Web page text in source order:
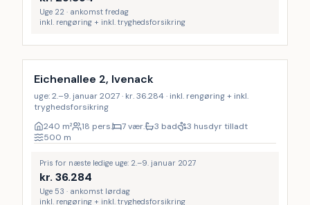
Uge 22 · ankomst fredag
inkl. rengøring + inkl. tryghedsforsikring
Inkl. rengøring
Eichenallee 2, Ivenack
uge: 2.–9. januar 2027 · kr. 36.284 · inkl. rengøring + inkl.
tryghedsforsikring
240 m² 18 pers. 7 vær. 3 bad
3 husdyr tilladt
500 m
Pris for næste ledige uge: 2.–9. januar 2027
kr. 36.284
Uge 53 · ankomst lørdag
inkl. rengøring + inkl. tryghedsforsikring